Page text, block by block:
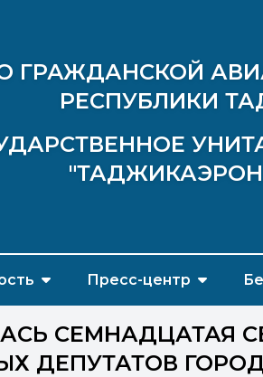
ГРАЖДАНСКОЙ
РЕСПУБЛИКИ
Пресс-центр
СЕМНАДЦАТАЯ
ДЕПУТАТОВ